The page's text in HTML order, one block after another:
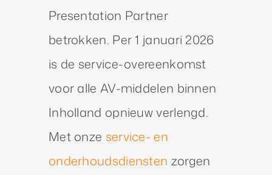
Presentation Partner
betrokken. Per 1 januari 2026
is de service-overeenkomst
voor alle AV-middelen binnen
Inholland opnieuw verlengd.
Met onze service- en
onderhoudsdiensten zorgen